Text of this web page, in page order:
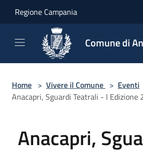
Regione Campania
Comune di
Home > Vivere il Comune > Eventi
Anacapri, Sguardi Teatrali - I Edizione
Anacapri,